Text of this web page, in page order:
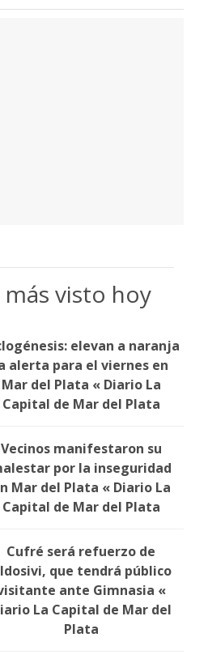
más visto hoy
elevan a naranja
alerta para el viernes en
Mar del Plata « Diario La
Capital de Mar del Plata
Vecinos manifestaron su
por la inseguridad
Mar del Plata « Diario La
Capital de Mar del Plata
Cufré será refuerzo de
que tendrá público
ante Gimnasia «
La Capital de Mar del
Plata